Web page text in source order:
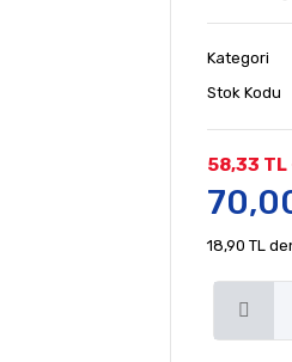
Kategori
Stok Kodu
58,33 TL
18,90 TL